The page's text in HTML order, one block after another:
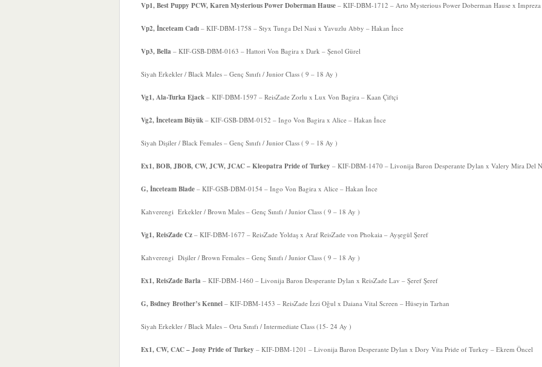
Vp1, Best Puppy PCW, Karen Mysterious Power Doberman Hause – KIF-DBM-1712 – Arto Mysterious Power Doberman Hause x Impreza
Vp2, İnceteam Cadı – KIF-DBM-1758 – Styx Tunga Del Nasi x Yavuzlu Abby – Hakan İnce
Vp3, Bella – KIF-GSB-DBM-0163 – Hattori Von Bagira x Dark – Şenol Gürel
Siyah Erkekler / Black Males – Genç Sınıfı / Junior Class ( 9 – 18 Ay )
Vg1, Ala-Turka Ejack – KIF-DBM-1597 – ReisZade Zorlu x Lux Von Bagira – Kaan Çiftçi
Vg2, İnceteam Büyük – KIF-GSB-DBM-0152 – Ingo Von Bagira x Alice – Hakan İnce
Siyah Dişiler / Black Females – Genç Sınıfı / Junior Class ( 9 – 18 Ay )
Ex1, BOB, JBOB, CW, JCW, JCAC – Kleopatra Pride of Turkey – KIF-DBM-1470 – Livonija Baron Desperante Dylan x Valery Mira Del
G, İnceteam Blade – KIF-GSB-DBM-0154 – Ingo Von Bagira x Alice – Hakan İnce
Kahverengi Erkekler / Brown Males – Genç Sınıfı / Junior Class ( 9 – 18 Ay )
Vg1, ReisZade Cz – KIF-DBM-1677 – ReisZade Yoldaş x Araf ReisZade von Phokaia – Ayşegül Şeref
Kahverengi Dişiler / Brown Females – Genç Sınıfı / Junior Class ( 9 – 18 Ay )
Ex1, ReisZade Barla – KIF-DBM-1460 – Livonija Baron Desperante Dylan x ReisZade Lav – Şeref Şeref
G, Bsdney Brother’s Kennel – KIF-DBM-1453 – ReisZade İzzi Oğul x Daiana Vital Screen – Hüseyin Tarhan
Siyah Erkekler / Black Males – Orta Sınıfı / Intermediate Class (15- 24 Ay )
Ex1, CW, CAC – Jony Pride of Turkey – KIF-DBM-1201 – Livonija Baron Desperante Dylan x Dory Vita Pride of Turkey – Ekrem Öncel